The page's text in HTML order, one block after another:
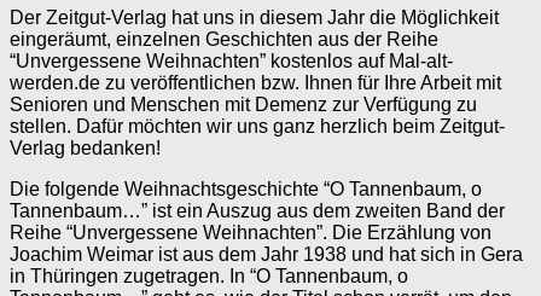
Der Zeitgut-Verlag hat uns in diesem Jahr die Möglichkeit
eingeräumt, einzelnen Geschichten aus der Reihe
“Unvergessene Weihnachten” kostenlos auf Mal-alt-
werden.de zu veröffentlichen bzw. Ihnen für Ihre Arbeit mit
Senioren und Menschen mit Demenz zur Verfügung zu
stellen. Dafür möchten wir uns ganz herzlich beim Zeitgut-
Verlag bedanken!
Die folgende Weihnachtsgeschichte “O Tannenbaum, o
Tannenbaum…” ist ein Auszug aus dem zweiten Band der
Reihe “Unvergessene Weihnachten”. Die Erzählung von
Joachim Weimar ist aus dem Jahr 1938 und hat sich in Gera
in Thüringen zugetragen. In “O Tannenbaum, o